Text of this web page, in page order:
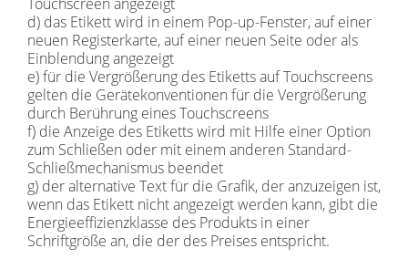
d) das Etikett wird in einem Pop-up-Fenster, auf einer
neuen Registerkarte, auf einer neuen Seite oder als
Einblendung angezeigt
e) für die Vergrößerung des Etiketts auf Touchscreens
gelten die Gerätekonventionen für die Vergrößerung
durch Berührung eines Touchscreens
f) die Anzeige des Etiketts wird mit Hilfe einer Option
zum Schließen oder mit einem anderen Standard-
Schließmechanismus beendet
g) der alternative Text für die Grafik, der anzuzeigen ist,
wenn das Etikett nicht angezeigt werden kann, gibt die
Energieeffizienzklasse des Produkts in einer
Schriftgröße an, die der des Preises entspricht.